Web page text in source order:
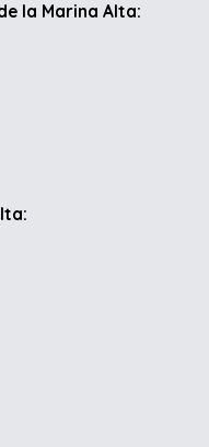
la Marina Alta: